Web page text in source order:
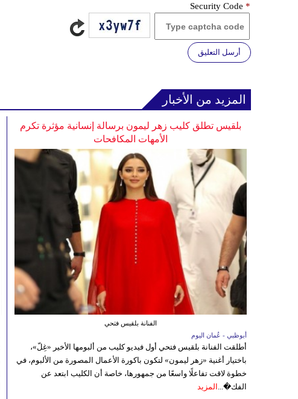
Security Code *
أرسل التعليق
المزيد من الأخبار
بلقيس تطلق كليب زهر ليمون برسالة إنسانية مؤثرة تكرم
الأمهات المكافحات
الفنانة بلقيس فتحي
أبوظبي - عُمان اليوم
أطلقت الفنانة بلقيس فتحي أول فيديو كليب من ألبومها الأخير «غِلّ»،
باختيار أغنية «زهر ليمون» لتكون باكورة الأعمال المصورة من الألبوم، في
خطوة لاقت تفاعلًا واسعًا من جمهورها، خاصة أن الكليب ابتعد عن
الفك�... المزيد